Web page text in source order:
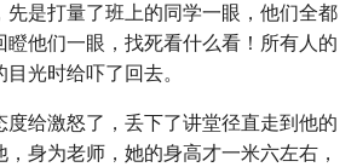
先是打量了班上的同学一眼，他们全都
瞪他们一眼，找死看什么看！所有人的
光时给吓了回去。
度给激怒了，丢下了讲堂径直走到他的
身为老师，她的身高才一米六左右，